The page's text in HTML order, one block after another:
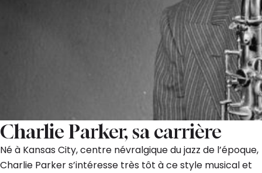
Charlie Parker, sa carrière
Né à Kansas City, centre névralgique du jazz de l’époque,
Charlie Parker s’intéresse très tôt à ce style musical et